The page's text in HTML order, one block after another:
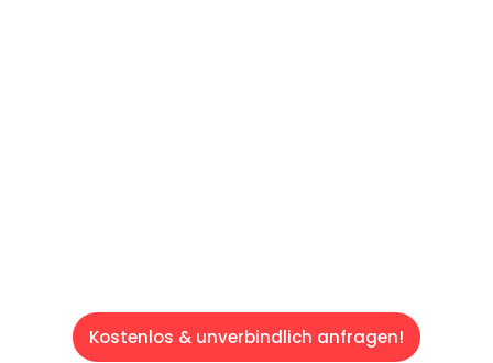
Kostenlos & unverbindlich anfragen!